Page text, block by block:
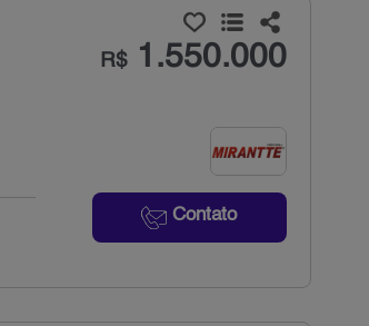
R$1.550.000
Contato